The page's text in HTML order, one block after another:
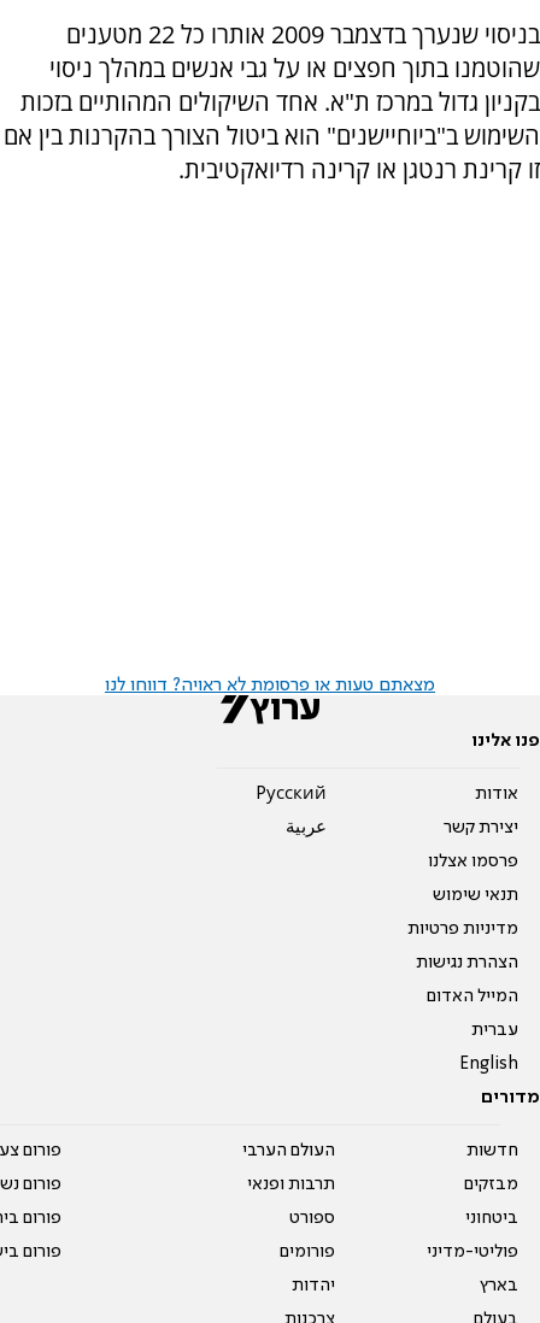
בניסוי שנערך בדצמבר 2009 אותרו כל 22 מטענים
שהוטמנו בתוך חפצים או על גבי אנשים במהלך ניסוי
בקניון גדול במרכז ת"א. אחד השיקולים המהותיים בזכות
השימוש ב"ביוחיישנים" הוא ביטול הצורך בהקרנות בין אם
זו קרינת רנטגן או קרינה רדיואקטיבית.
מצאתם טעות או פרסומת לא ראויה? דווחו לנו
פנו אלינו
אודות
יצירת קשר
פרסמו אצלנו
תנאי שימוש
מדיניות פרטיות
הצהרת נגישות
המייל האדום
עברית
English
Pусский
عربية
מדורים
חדשות
מבזקים
ביטחוני
פוליטי-מדיני
בארץ
בעולם
העולם הערבי
תרבות ופנאי
ספורט
פורומים
יהדות
צרכנות
פורום
פורום
פורום
פורום